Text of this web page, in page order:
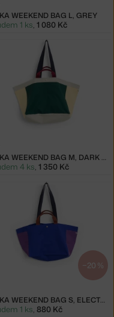
WEEKEND BAG L, GREY
1 ks 1 080 Kč
TAŠKA WEEKEND BAG M, DARK GREEN MULTI
4 ks, 1 350 Kč
−20 %
TAŠKA WEEKEND BAG S, ELECTRIC BLUE MULTI
1 ks, 880 Kč